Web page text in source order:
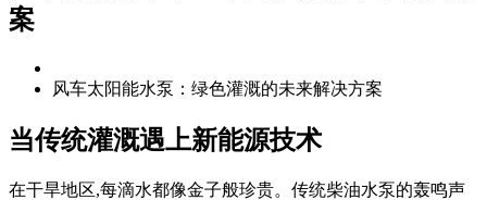
案
风车太阳能水泵：绿色灌溉的未来解决方案
当传统灌溉遇上新能源技术
在干旱地区,每滴水都像金子般珍贵。传统柴油水泵的轰鸣声